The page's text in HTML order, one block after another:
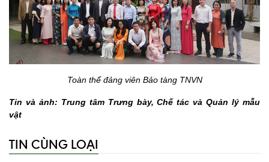
Toàn thể đảng viên Bảo tàng TNVN
Tin và ảnh: Trung tâm Trưng bày, Chế tác và Quản lý mẫu
vật
TIN CÙNG LOẠI